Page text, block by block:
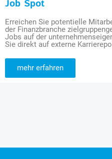
Job Spot
Erreichen Sie potentielle
der Finanzbranche
Jobs auf der
Sie direkt auf externe
mehr erfahren